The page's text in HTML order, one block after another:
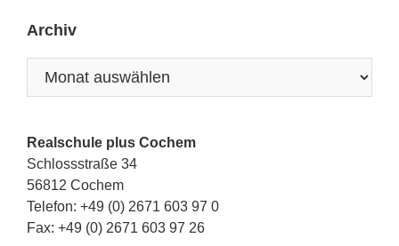
Archiv
Realschule plus Cochem
Schlossstraße 34
56812 Cochem
Telefon: +49 (0) 2671 603 97 0
Fax: +49 (0) 2671 603 97 26